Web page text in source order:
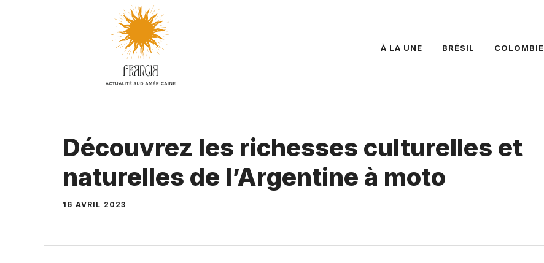
À LA UNE BRÉSIL COLOMBIE
Découvrez les richesses culturelles et
naturelles de l’Argentine à moto
16 AVRIL 2023